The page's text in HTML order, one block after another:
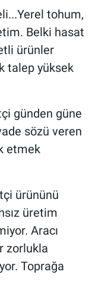
tohum,
Belki hasat
ürünler
talep yüksek
günden güne
sözü veren
etmek
ürününü
üretim
Aracı
zorlukla
Toprağa